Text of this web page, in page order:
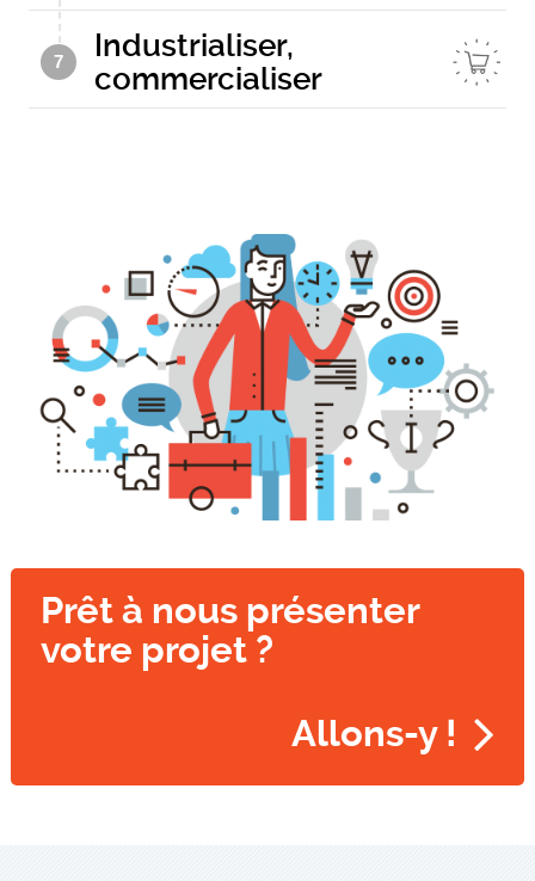
7
Industrialiser,
commercialiser
Prêt à nous présenter
votre projet ?
Allons-y !